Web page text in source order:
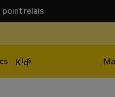
point relais
Kids